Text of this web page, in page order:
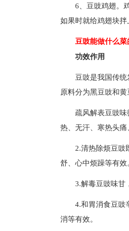
6、豆豉鸡翅。
如果时就给鸡翅块拌
豆豉能做什么菜
功效作用
豆豉是我国传
原料分为黑豆豉和
疏风解表豆豉
热、无汗、寒热头痛
2.清热除烦豆豉
舒、心中烦躁等有效
3.解毒豆豉味甘
4.和胃消食豆豉
消等有效。